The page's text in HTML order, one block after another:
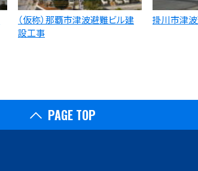
（仮称）那覇市津波避難ビル建
設工事
掛川市津
PAGE TOP